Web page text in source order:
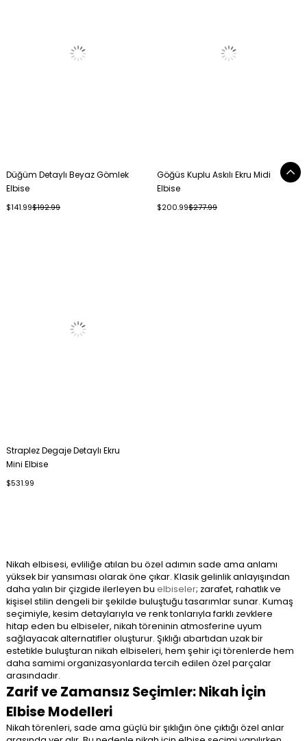
Düğüm Detaylı Beyaz Gömlek
Elbise
$141.99$192.99
Göğüs Kuplu Askılı Ekru Midi
Elbise
$200.99$277.99
Straplez Degaje Detaylı Ekru
Mini Elbise
$531.99
Nikah elbisesi, evliliğe atılan bu özel adımın sade ama anlamı
yüksek bir yansıması olarak öne çıkar. Klasik gelinlik anlayışından
daha yalın bir çizgide ilerleyen bu elbiseler; zarafet, rahatlık ve
kişisel stilin dengeli bir şekilde buluştuğu tasarımlar sunar. Kumaş
seçimiyle, kesim detaylarıyla ve renk tonlarıyla farklı zevklere
hitap eden bu elbiseler, nikah töreninin atmosferine uyum
sağlayacak alternatifler oluşturur. Şıklığı abartıdan uzak bir
estetikle buluşturan nikah elbiseleri, hem şehir içi törenlerde hem
daha samimi organizasyonlarda tercih edilen özel parçalar
arasındadır.
Zarif ve Zamansız Seçimler: Nikah İçin
Elbise Modelleri
Nikah törenleri, sade ama güçlü bir şıklığın öne çıktığı özel anlar